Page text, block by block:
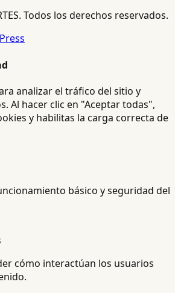
Todos los derechos reservados.
analizar el tráfico del sitio y
Al hacer clic en "Aceptar todas",
y habilitas la carga correcta de
básico y seguridad del
cómo interactúan los usuarios